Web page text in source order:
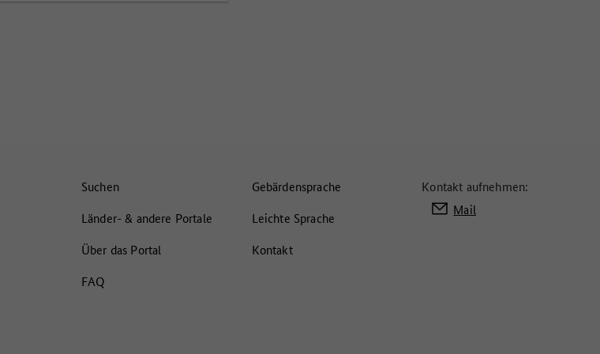
Suchen
Länder- & andere Portale
Über das Portal
FAQ
Gebärdensprache
Leichte Sprache
Kontakt
Kontakt aufnehmen:
Mail